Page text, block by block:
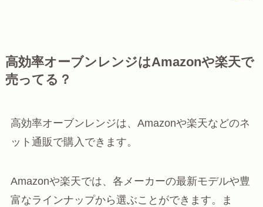
高効率オーブンレンジはAmazonや楽天で
売ってる？
高効率オーブンレンジは、Amazonや楽天などのネ
ット通販で購入できます。
Amazonや楽天では、各メーカーの最新モデルや豊
富なラインナップから選ぶことができます。ま